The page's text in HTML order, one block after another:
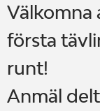
Välkomna
första
runt!
Anmäl